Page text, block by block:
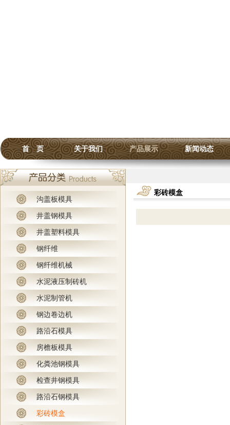
首 页 关于我们 产品展示 新闻动态
沟盖板模具
井盖钢模具
井盖塑料模具
钢纤维
钢纤维机械
水泥液压制砖机
水泥制管机
钢边卷边机
路沿石模具
房檐板模具
化粪池钢模具
检查井钢模具
路沿石钢模具
彩砖模盒
彩砖模盒